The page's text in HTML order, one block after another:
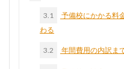
3.1
予備校にかかる料
わる
3.2 年間費用の内訳ま